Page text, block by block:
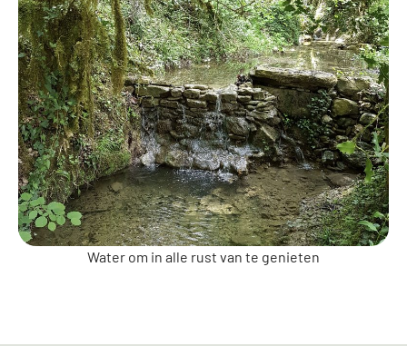
Water om in alle rust van te genieten